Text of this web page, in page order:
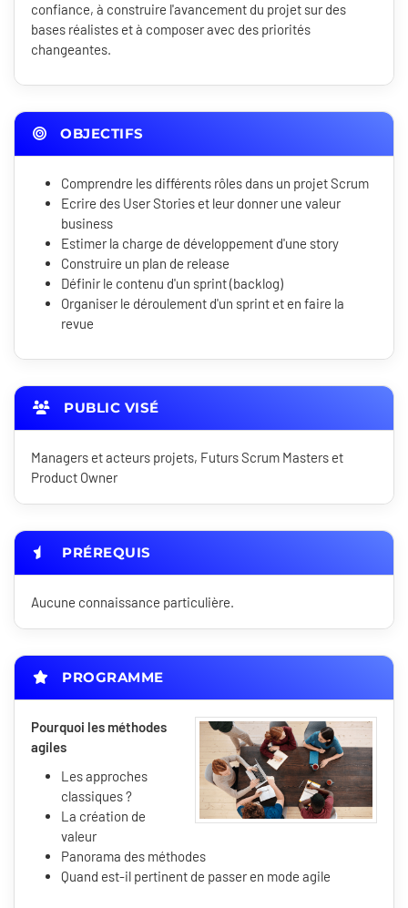
confiance, à construire l'avancement du projet sur des
bases réalistes et à composer avec des priorités
changeantes.
OBJECTIFS
Comprendre les différents rôles dans un projet Scrum
Ecrire des User Stories et leur donner une valeur
business
Estimer la charge de développement d'une story
Construire un plan de release
Définir le contenu d'un sprint (backlog)
Organiser le déroulement d'un sprint et en faire la
revue
PUBLIC VISÉ
Managers et acteurs projets, Futurs Scrum Masters et
Product Owner
PRÉREQUIS
Aucune connaissance particulière.
PROGRAMME
Pourquoi les méthodes
agiles
Les approches
classiques ?
La création de
valeur
Panorama des méthodes
Quand est-il pertinent de passer en mode agile